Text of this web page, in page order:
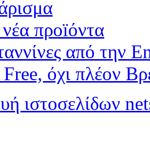
προïόντα
από την
όχι πλέον
ιστοσελίδων